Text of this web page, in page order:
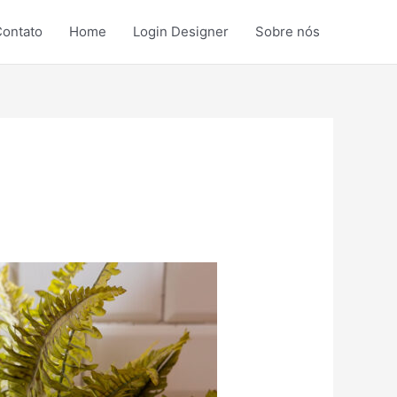
Home Login Designer Sobre nós